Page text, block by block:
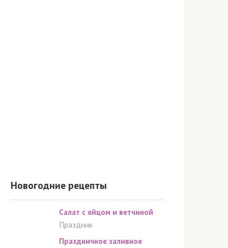
Новогодние рецепты
Салат с яйцом и ветчиной
Праздник
Праздничное заливное